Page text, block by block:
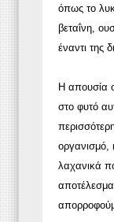
όπως το
βεταΐνη,
έναντι της
Η απουσία
στο φυτό
οργανισμό,
λαχανικά